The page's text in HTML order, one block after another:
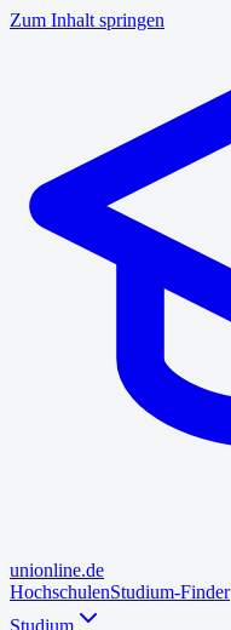
Zum Inhalt springen
unionline.de
HochschulenStudium-Finder
Studium